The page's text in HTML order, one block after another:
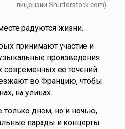
лицензии Shutterstock.com)
радуются жизни.
принимают участие и
произведения
современных ее течений.
во Францию, чтобы
на улицах.
только днем, но и ночью,
парады и концерты